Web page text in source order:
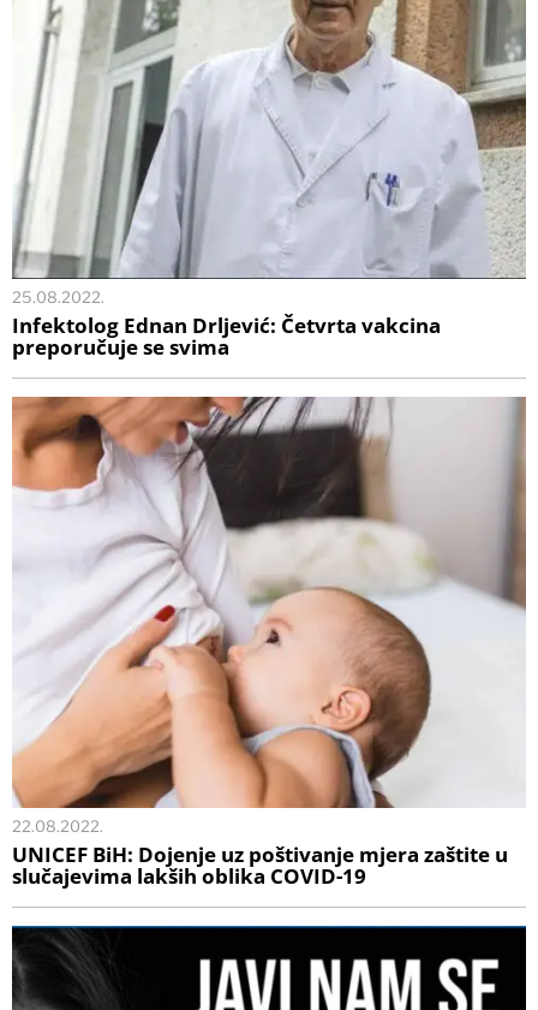
25.08.2022.
Infektolog Ednan Drljević: Četvrta vakcina
preporučuje se svima
22.08.2022.
UNICEF BiH: Dojenje uz poštivanje mjera zaštite u
slučajevima lakših oblika COVID-19